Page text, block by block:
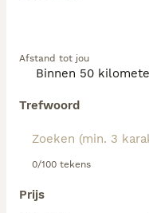
Afstand tot jou
Trefwoord
0/100 tekens
Prijs